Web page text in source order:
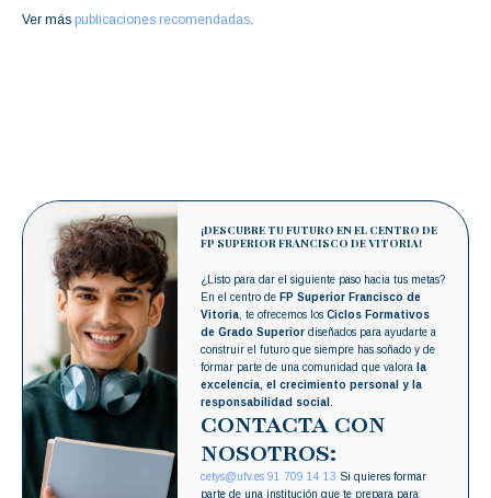
Ver más publicaciones recomendadas
¡DESCUBRE TU FUTURO EN EL CENTRO DE
FP SUPERIOR FRANCISCO DE VITORIA!
¿Listo para dar el siguiente paso hacia tus metas?
En el centro de FP Superior Francisco de
Vitoria , te ofrecemos losCiclos Formativos
de Grado Superior diseñados para ayudarte a
construir el futuro que siempre has soñado y de
formar parte de una comunidad que valora
la
excelencia, el crecimiento personal y la
responsabilidad social
CONTACTA CON
NOSOTROS:
cetys@ufv.es 91 709 14 13 Si quieres formar
parte de una institución que te prepara para